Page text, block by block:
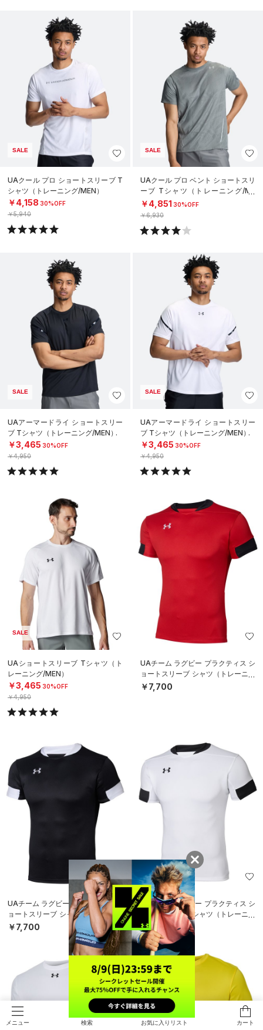
メニュー 検索 お気に入りリスト カート
SALE
UAクール プロ ショートスリーブ T
シャツ（トレーニング/MEN）
￥4,158 30%OFF
￥5,940
SALE
UAクール プロ ベント ショートスリ
ーブ Tシャツ（トレーニング/ME
N）
￥4,851 30%OFF
￥6,930
SALE
UAアーマードライ ショートスリー
ブ Tシャツ（トレーニング/MEN）
￥3,465 30%OFF
￥4,950
SALE
UAアーマードライ ショートスリー
ブ Tシャツ（トレーニング/MEN）
￥3,465 30%OFF
￥4,950
SALE
UAショートスリーブ Tシャツ（ト
レーニング/MEN）
￥3,465 30%OFF
￥4,950
UAチーム ラグビー プラクティス シ
ョートスリーブ シャツ（トレーニン
グ/MEN）
￥7,700
UAチーム ラグビー プラクティス シ
ョートスリーブ シャツ（トレーニン
グ/MEN）
￥7,700
UAチーム ラグビー プラクティス シ
ョートスリーブ シャツ（トレーニン
グ/MEN）
￥7,700